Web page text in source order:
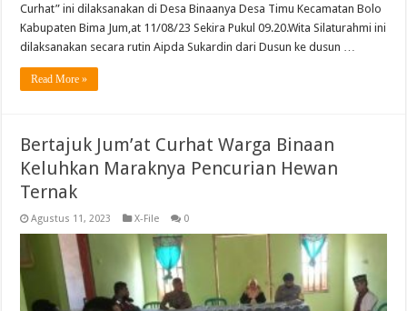
Curhat” ini dilaksanakan di Desa Binaanya Desa Timu Kecamatan Bolo
Kabupaten Bima Jum,at 11/08/23 Sekira Pukul 09.20.Wita Silaturahmi ini
dilaksanakan secara rutin Aipda Sukardin dari Dusun ke dusun …
Read More »
Bertajuk Jum’at Curhat Warga Binaan
Keluhkan Maraknya Pencurian Hewan
Ternak
Agustus 11, 2023 X-File 0